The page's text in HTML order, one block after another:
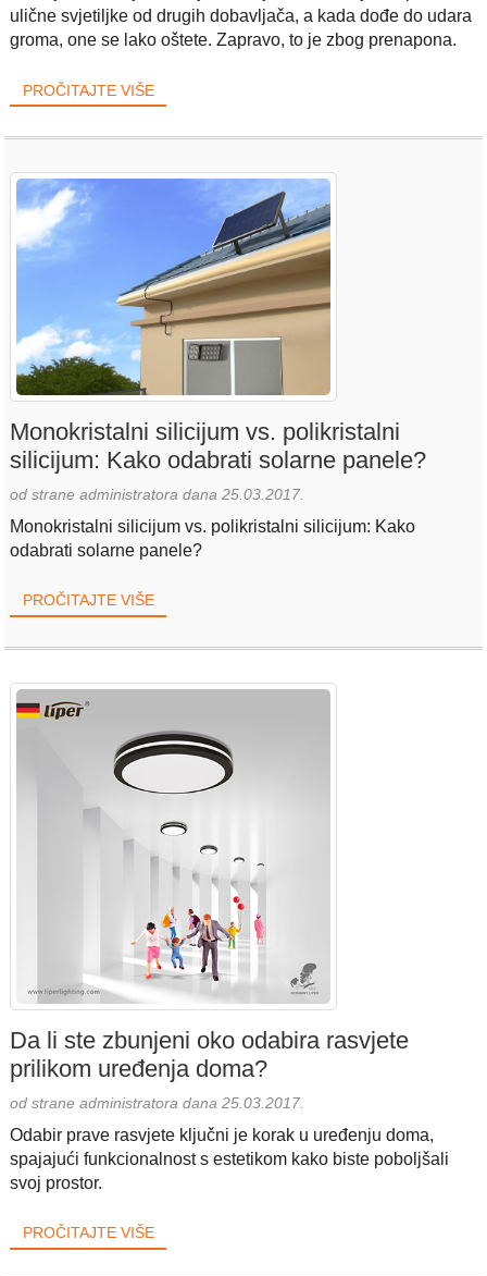
ulične svjetiljke od drugih dobavljača, a kada dođe do udara
groma, one se lako oštete. Zapravo, to je zbog prenapona.
PROČITAJTE VIŠE
Monokristalni silicijum vs. polikristalni
silicijum: Kako odabrati solarne panele?
od strane administratora dana 25.03.2017.
Monokristalni silicijum vs. polikristalni silicijum: Kako
odabrati solarne panele?
PROČITAJTE VIŠE
Da li ste zbunjeni oko odabira rasvjete
prilikom uređenja doma?
od strane administratora dana 25.03.2017.
Odabir prave rasvjete ključni je korak u uređenju doma,
spajajući funkcionalnost s estetikom kako biste poboljšali
svoj prostor.
PROČITAJTE VIŠE